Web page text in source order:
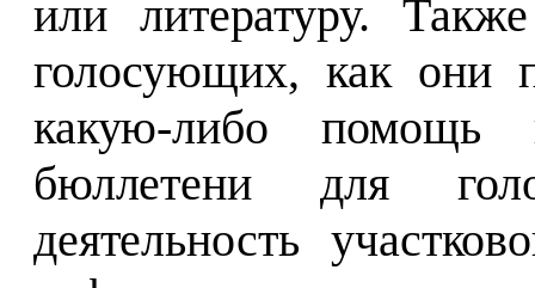
или литературу.
голосующих, как они
какую-либо помощь
бюллетени для
деятельность